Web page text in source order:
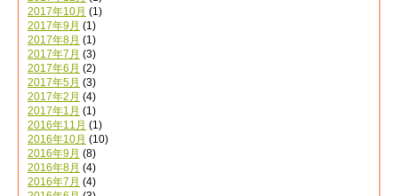
2017年10月 (1)
2017年9月 (1)
2017年8月 (1)
2017年7月 (3)
2017年6月 (2)
2017年5月 (3)
2017年2月 (4)
2017年1月 (1)
2016年11月 (1)
2016年10月 (10)
2016年9月 (8)
2016年8月 (4)
2016年7月 (4)